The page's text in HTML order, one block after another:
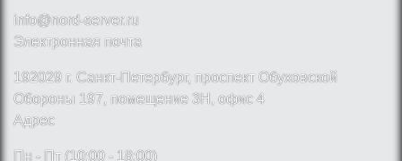
info@nord-server.ru
Электронная почта
192029 г. Санкт-Петербург, проспект Обуховской
Обороны 197, помещение 3Н, офис 4
Адрес
Пн - Пт (10:00 - 18:00)